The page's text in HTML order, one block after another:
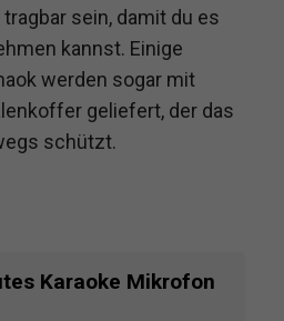
sein, damit du es
kannst. Einige
werden sogar mit
geliefert, der das
schützt.
Karaoke Mikrofon